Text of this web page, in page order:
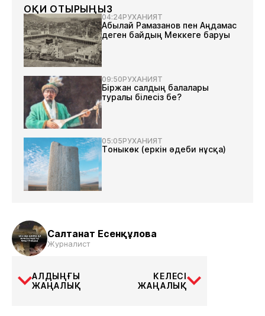
ОҚИ ОТЫРЫҢЫЗ
04:24РУХАНИЯТ
Абылай Рамазанов пен Аңдамас
деген байдың Меккеге баруы
09:50РУХАНИЯТ
Біржан салдың балалары
туралы білесіз бе?
05:05РУХАНИЯТ
Тоныкөк (еркін әдеби нұсқа)
Салтанат Есенқұлова
Журналист
АЛДЫҢҒЫ
ЖАҢАЛЫҚ
КЕЛЕСІ
ЖАҢАЛЫҚ